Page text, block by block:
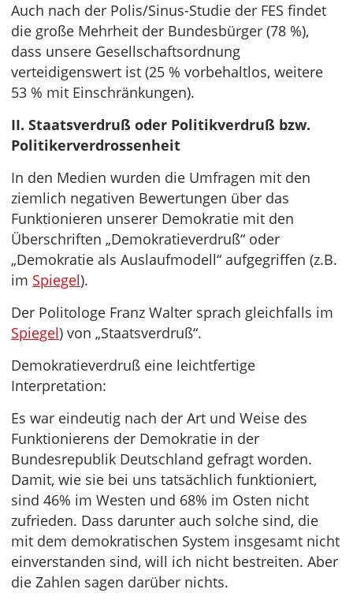
Auch nach der Polis/Sinus-Studie der FES findet
die große Mehrheit der Bundesbürger (78 %),
dass unsere Gesellschaftsordnung
verteidigenswert ist (25 % vorbehaltlos, weitere
53 % mit Einschränkungen).
II. Staatsverdruß oder Politikverdruß bzw.
Politikerverdrossenheit
In den Medien wurden die Umfragen mit den
ziemlich negativen Bewertungen über das
Funktionieren unserer Demokratie mit den
Überschriften „Demokratieverdruß“ oder
„Demokratie als Auslaufmodell“ aufgegriffen (z.B.
im Spiegel).
Der Politologe Franz Walter sprach gleichfalls im
Spiegel) von „Staatsverdruß“.
Demokratieverdruß eine leichtfertige
Interpretation:
Es war eindeutig nach der Art und Weise des
Funktionierens der Demokratie in der
Bundesrepublik Deutschland gefragt worden.
Damit, wie sie bei uns tatsächlich funktioniert,
sind 46% im Westen und 68% im Osten nicht
zufrieden. Dass darunter auch solche sind, die
mit dem demokratischen System insgesamt nicht
einverstanden sind, will ich nicht bestreiten. Aber
die Zahlen sagen darüber nichts.